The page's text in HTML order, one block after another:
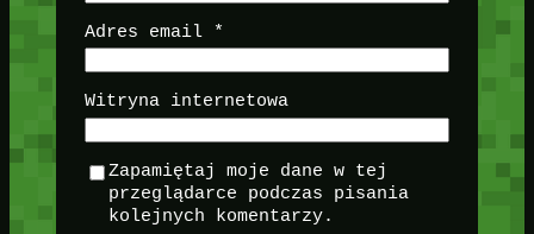
Adres email *
Witryna internetowa
Zapamiętaj moje dane w tej
przeglądarce podczas pisania
kolejnych komentarzy.